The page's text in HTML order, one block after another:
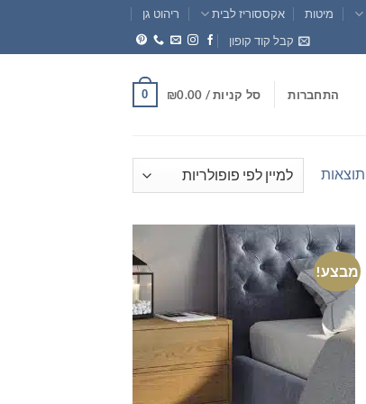
מיטות אקססוריז לבית
ריהוט גן
קבל קוד קופון
התחברות סל קניות / ₪0.00
0
ממוין
לפי
מבצע!